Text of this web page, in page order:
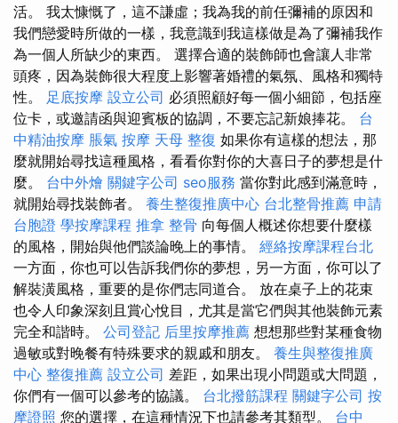
活。 我太慷慨了，這不謙虛；我為我的前任彌補的原因和
我們戀愛時所做的一樣，我意識到我這樣做是為了彌補我作
為一個人所缺少的東西。 選擇合適的裝飾師也會讓人非常
頭疼，因為裝飾很大程度上影響著婚禮的氣氛、風格和獨特
性。 足底按摩 設立公司 必須照顧好每一個小細節，包括座
位卡，或邀請函與迎賓板的協調，不要忘記新娘捧花。 台
中精油按摩 脹氣 按摩 天母 整復 如果你有這樣的想法，那
麼就開始尋找這種風格，看看你對你的大喜日子的夢想是什
麼。 台中外燴 關鍵字公司 seo服務 當你對此感到滿意時，
就開始尋找裝飾者。 養生整復推廣中心 台北整骨推薦 申請
台胞證 學按摩課程 推拿 整骨 向每個人概述你想要什麼樣
的風格，開始與他們談論晚上的事情。 經絡按摩課程台北
一方面，你也可以告訴我們你的夢想，另一方面，你可以了
解裝潢風格，重要的是你們志同道合。 放在桌子上的花束
也令人印象深刻且賞心悅目，尤其是當它們與其他裝飾元素
完全和諧時。 公司登記 后里按摩推薦 想想那些對某種食物
過敏或對晚餐有特殊要求的親戚和朋友。 養生與整復推廣
中心 整復推薦 設立公司 差距，如果出現小問題或大問題，
你們有一個可以參考的協議。 台北撥筋課程 關鍵字公司 按
摩證照 您的選擇，在這種情況下也請參考其類型。 台中